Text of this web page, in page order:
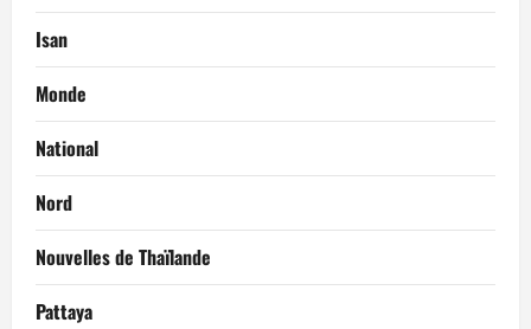
Isan
Monde
National
Nord
Nouvelles de Thaïlande
Pattaya